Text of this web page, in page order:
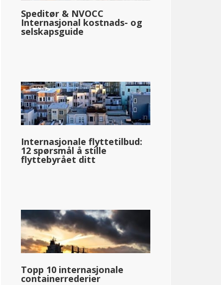
Speditør & NVOCC
Internasjonal kostnads- og
selskapsguide
Internasjonale flyttetilbud:
12 spørsmål å stille
flyttebyrået ditt
Topp 10 internasjonale
containerrederier